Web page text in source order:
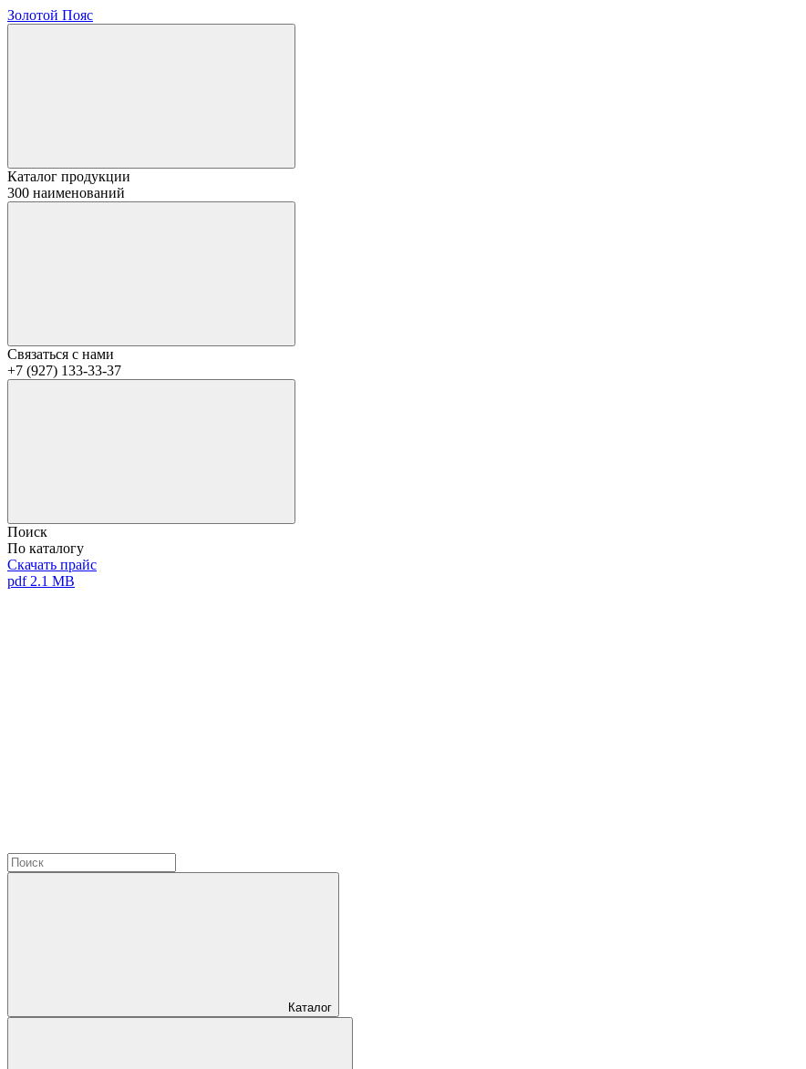
Золотой Пояс
Каталог продукции
300 наименований
Связаться с нами
+7 (927) 133-33-37
Поиск
По каталогу
Скачать прайс
pdf 2.1 MB
Каталог